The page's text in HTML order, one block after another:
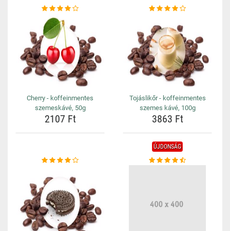
Cherry - koffeinmentes
szemeskávé, 50g
2107 Ft
Tojáslikőr - koffeinmentes
szemes kávé, 100g
3863 Ft
ÚJDONSÁG